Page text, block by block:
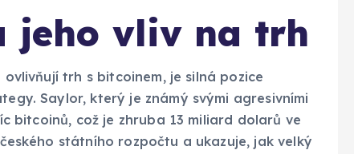
jeho vliv na trh
trh s bitcoinem, je silná pozice
Saylor, který je známý svými agresivními
bitcoinů, což je zhruba 13 miliard dolarů ve
státního rozpočtu a ukazuje, jak velký